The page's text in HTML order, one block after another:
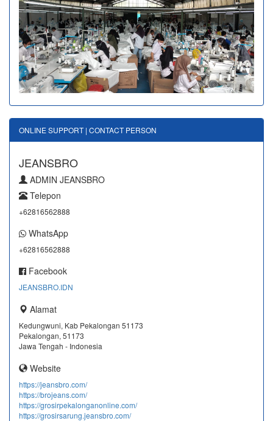
ONLINE SUPPORT | CONTACT PERSON
JEANSBRO
ADMIN JEANSBRO
Telepon
+62816562888
WhatsApp
+62816562888
Facebook
JEANSBRO.IDN
Alamat
Kedungwuni, Kab Pekalongan 51173
Pekalongan, 51173
Jawa Tengah - Indonesia
Website
https://jeansbro.com/
https://brojeans.com/
https://grosirpekalonganonline.com/
https://grosirsarung.jeansbro.com/